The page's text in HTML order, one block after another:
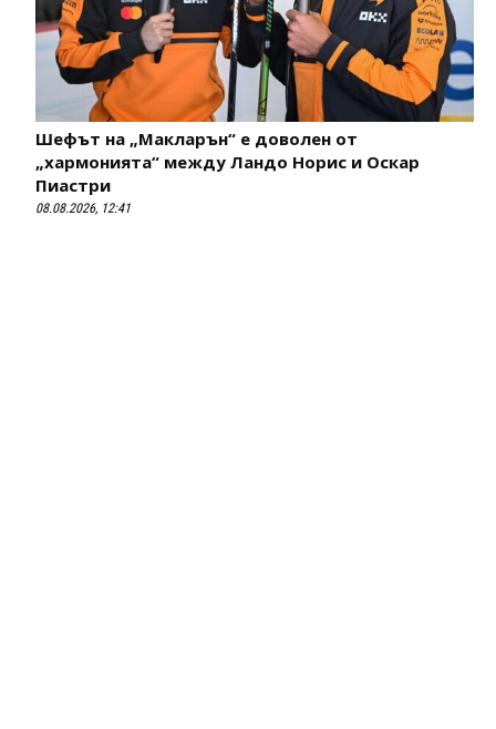
Шефът на „Макларън“ е доволен от
„хармонията“ между Ландо Норис и Оскар
Пиастри
08.08.2026, 12:41